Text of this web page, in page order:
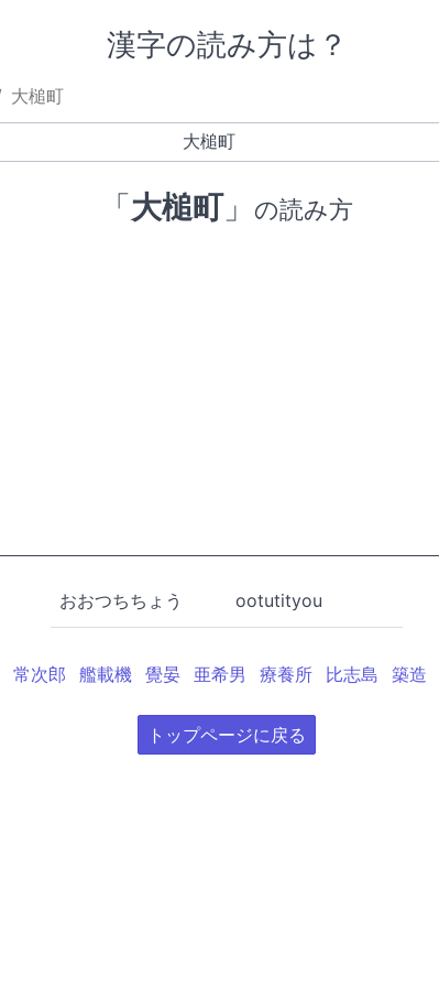
漢字の読み方は？
大槌町
「大槌町」 の読み方
おおつちちょう ootutityou
常次郎 艦載機 覺晏 亜希男 療養所 比志島 築造
トップページに戻る